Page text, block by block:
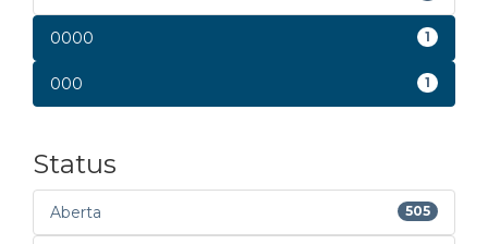
0000 1
000 1
Status
Aberta 505